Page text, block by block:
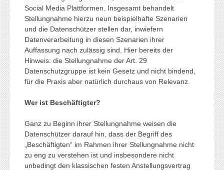
Social Media Plattformen. Insgesamt behandelt
Stellungnahme hierzu neun beispielhafte Szenarien
und die Datenschützer stellen dar, inwiefern
Datenverarbeitung in diesen Szenarien ihrer
Auffassung nach zulässig sind. Hier bereits der
Hinweis: die Stellungnahme der Art. 29
Datenschutzgruppe ist kein Gesetz und nicht bindend,
für die Praxis aber natürlich durchaus von Relevanz.
Wer ist Beschäftigter?
Ganz zu Beginn ihrer Stellungnahme weisen die
Datenschützer darauf hin, dass der Begriff des
„Beschäftigten“ im Rahmen ihrer Stellungnahme nicht
zu eng zu verstehen ist und insbesondere nicht
unbedingt den klassischen festen Anstellungsvertrag